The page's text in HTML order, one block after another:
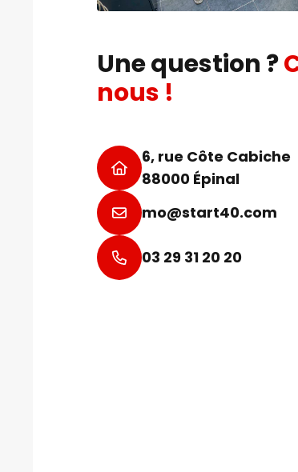
Une question ?
nous !
6, rue Côte Cabiche
88000 Épinal
mo@start40.com
03 29 31 20 20